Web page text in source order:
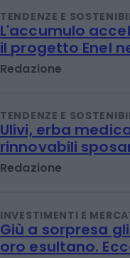
TENDENZE E
L'accumulo
il progetto Enel
Redazione
TENDENZE E
Ulivi, erba
rinnovabili
Redazione
INVESTIMENTI E
Giù a sorpresa
oro esultano.